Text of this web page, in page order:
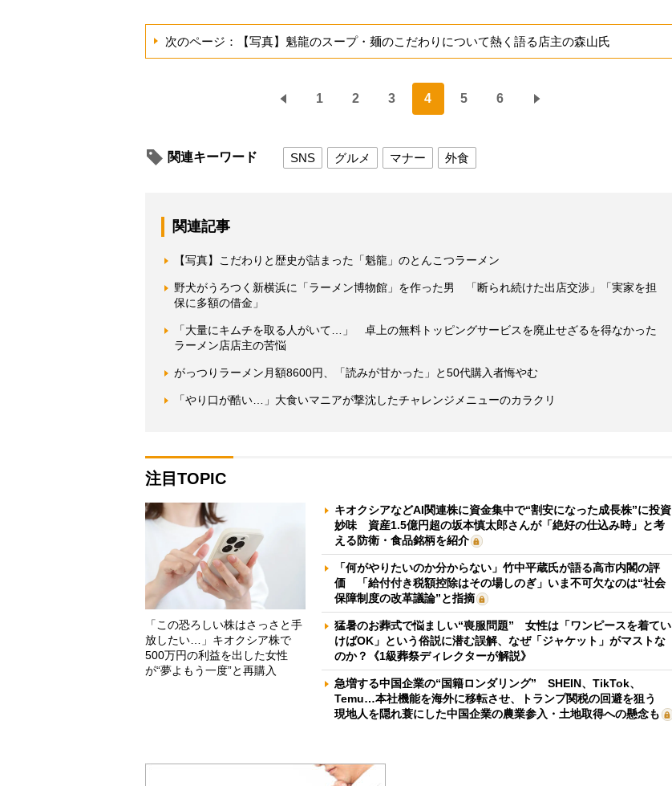
次のページ：【写真】魁龍のスープ・麺のこだわりについて熱く語る店主の森山氏
1 2 3 4 5 6
関連キーワード SNS グルメ マナー 外食
関連記事
【写真】こだわりと歴史が詰まった「魁龍」のとんこつラーメン
野犬がうろつく新横浜に「ラーメン博物館」を作った男 「断られ続けた出店交渉」「実家を担
保に多額の借金」
「大量にキムチを取る人がいて…」 卓上の無料トッピングサービスを廃止せざるを得なかった
ラーメン店店主の苦悩
がっつりラーメン月額8600円、「読みが甘かった」と50代購入者悔やむ
「やり口が酷い…」大食いマニアが撃沈したチャレンジメニューのカラクリ
注目TOPIC
「この恐ろしい株はさっさと手
放したい…」キオクシア株で
500万円の利益を出した女性
が“夢よもう一度”と再購入
キオクシアなどAI関連株に資金集中で“割安になった成長株”に投資
妙味 資産1.5億円超の坂本慎太郎さんが「絶好の仕込み時」と考
える防衛・食品銘柄を紹介
「何がやりたいのか分からない」竹中平蔵氏が語る高市内閣の評
価 「給付付き税額控除はその場しのぎ」いま不可欠なのは“社会
保障制度の改革議論”と指摘
猛暑のお葬式で悩ましい“喪服問題” 女性は「ワンピースを着てい
けばOK」という俗説に潜む誤解、なぜ「ジャケット」がマストな
のか？《1級葬祭ディレクターが解説》
急増する中国企業の“国籍ロンダリング” SHEIN、TikTok、
Temu…本社機能を海外に移転させ、トランプ関税の回避を狙う
現地人を隠れ蓑にした中国企業の農業参入・土地取得への懸念も